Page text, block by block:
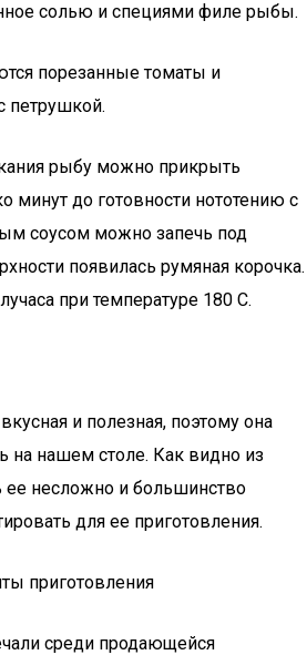
солью и специями филе рыбы.
порезанные томаты и
петрушкой.
рыбу можно прикрыть
минут до готовности нототению с
соусом можно запечь под
появилась румяная корочка.
при температуре 180 С.
и полезная, поэтому она
на нашем столе. Как видно из
ее несложно и большинство
для ее приготовления.
приготовления
среди продающейся